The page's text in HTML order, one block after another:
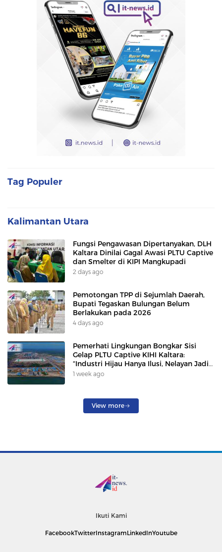
Tag Populer
Kalimantan Utara
Fungsi Pengawasan Dipertanyakan, DLH
Kaltara Dinilai Gagal Awasi PLTU Captive
dan Smelter di KIPI Mangkupadi
2 days ago
Pemotongan TPP di Sejumlah Daerah,
Bupati Tegaskan Bulungan Belum
Berlakukan pada 2026
4 days ago
Pemerhati Lingkungan Bongkar Sisi
Gelap PLTU Captive KIHI Kaltara:
“Industri Hijau Hanya Ilusi, Nelayan Jadi
Korban”
1 week ago
View more
Ikuti Kami
FacebookTwitterInstagramLinkedInYoutube